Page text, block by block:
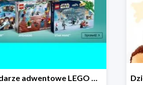
Kalendarze adwentowe LEGO w Smyku w super cenie